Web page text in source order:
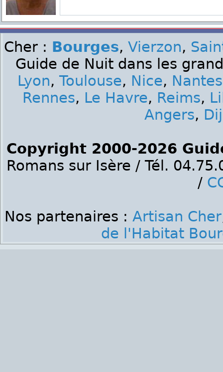
Cher : Bourges, Vierzon,
Guide de Nuit dans les
Lyon, Toulouse, Nice, Nantes
Rennes, Le Havre, Reims,
Angers,
Copyright 2000-2026
Romans sur Isère / Tél.
/
Nos partenaires : Artisan Cher
de l'Habitat